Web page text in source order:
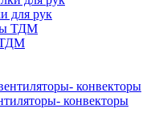
для рук
ТДМ
конвекторы